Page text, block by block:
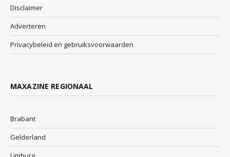
Disclaimer
Adverteren
Privacybeleid en gebruiksvoorwaarden
MAXAZINE REGIONAAL
Brabant
Gelderland